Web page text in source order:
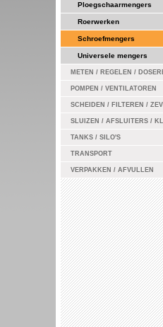
Ploegschaarmengers
Roerwerken
Schroefmengers
Universele mengers
METEN / REGELEN /
POMPEN / VENTILATOREN
SCHEIDEN / FILTEREN /
SLUIZEN / AFSLUITERS /
TANKS / SILO'S
TRANSPORT
VERPAKKEN / AFVULLEN